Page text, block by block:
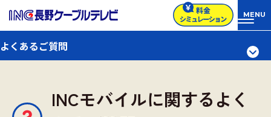
INCモバイルに関するよく
よくあるご質問